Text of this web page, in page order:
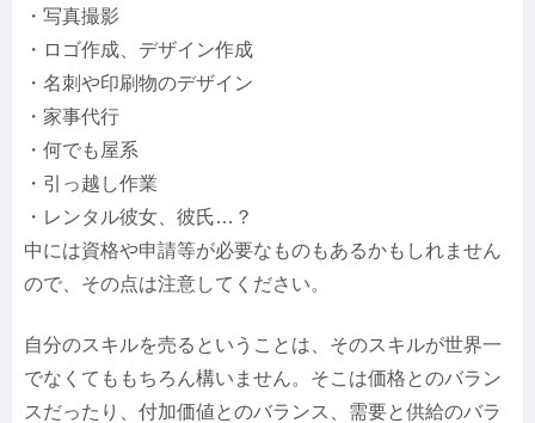
・写真撮影
・ロゴ作成、デザイン作成
・名刺や印刷物のデザイン
・家事代行
・何でも屋系
・引っ越し作業
・レンタル彼女、彼氏…？
中には資格や申請等が必要なものもあるかもしれません
ので、その点は注意してください。
自分のスキルを売るということは、そのスキルが世界一
でなくてももちろん構いません。そこは価格とのバラン
スだったり、付加価値とのバランス、需要と供給のバラ